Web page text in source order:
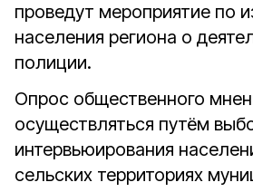
проведут мероприятие по
населения региона о
полиции.
Опрос общественного
осуществляться путём
интервьюирования
сельских территориях